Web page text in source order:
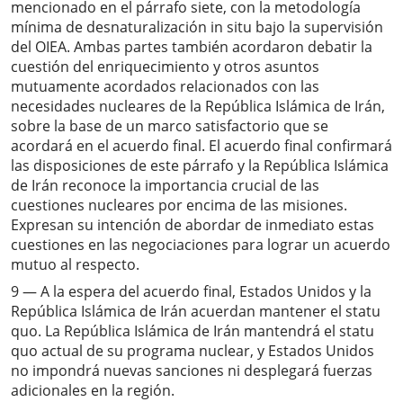
mencionado en el párrafo siete, con la metodología
mínima de desnaturalización in situ bajo la supervisión
del OIEA. Ambas partes también acordaron debatir la
cuestión del enriquecimiento y otros asuntos
mutuamente acordados relacionados con las
necesidades nucleares de la República Islámica de Irán,
sobre la base de un marco satisfactorio que se
acordará en el acuerdo final. El acuerdo final confirmará
las disposiciones de este párrafo y la República Islámica
de Irán reconoce la importancia crucial de las
cuestiones nucleares por encima de las misiones.
Expresan su intención de abordar de inmediato estas
cuestiones en las negociaciones para lograr un acuerdo
mutuo al respecto.
9 — A la espera del acuerdo final, Estados Unidos y la
República Islámica de Irán acuerdan mantener el statu
quo. La República Islámica de Irán mantendrá el statu
quo actual de su programa nuclear, y Estados Unidos
no impondrá nuevas sanciones ni desplegará fuerzas
adicionales en la región.